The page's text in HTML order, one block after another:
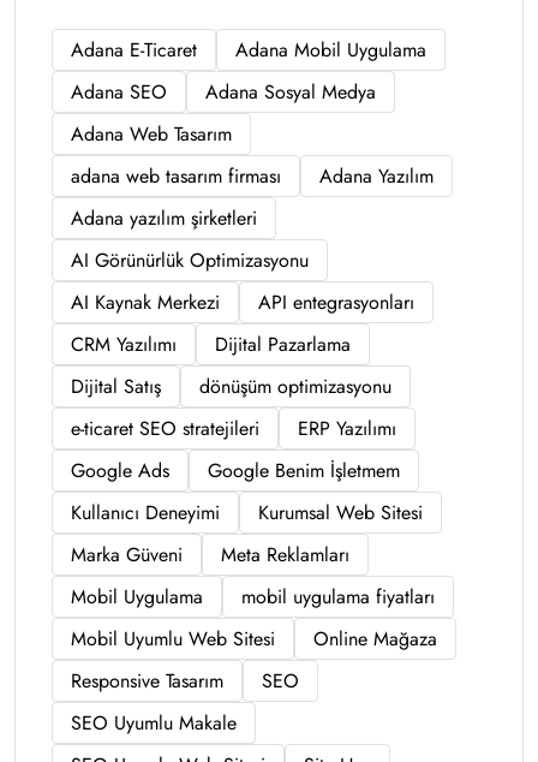
Adana E-Ticaret
Adana Mobil Uygulama
Adana SEO
Adana Sosyal Medya
Adana Web Tasarım
adana web tasarım firması
Adana Yazılım
Adana yazılım şirketleri
AI Görünürlük Optimizasyonu
AI Kaynak Merkezi
API entegrasyonları
CRM Yazılımı
Dijital Pazarlama
Dijital Satış
dönüşüm optimizasyonu
e-ticaret SEO stratejileri
ERP Yazılımı
Google Ads
Google Benim İşletmem
Kullanıcı Deneyimi
Kurumsal Web Sitesi
Marka Güveni
Meta Reklamları
Mobil Uygulama
mobil uygulama fiyatları
Mobil Uyumlu Web Sitesi
Online Mağaza
Responsive Tasarım
SEO
SEO Uyumlu Makale